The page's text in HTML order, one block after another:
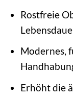
Rostfreie
Modernes,
Erhöht die